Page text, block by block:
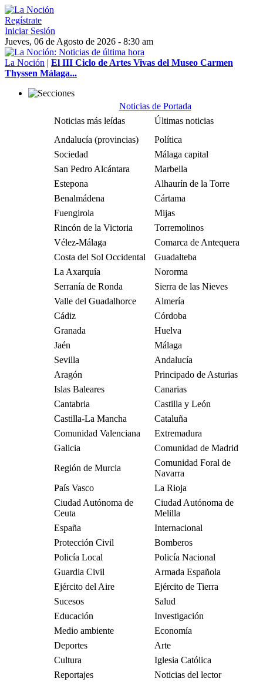
Regístrate
Iniciar Sesión
Jueves, 06 de Agosto de 2026 - 8:30 am
La Noción | El III Ciclo de Artes Vivas del Museo Carmen
Thyssen Málaga...
Noticias de Portada
Noticias más leídas
Últimas noticias
Andalucía (provincias)
Política
Sociedad
Málaga capital
San Pedro Alcántara
Marbella
Estepona
Alhaurín de la Torre
Benalmádena
Cártama
Fuengirola
Mijas
Rincón de la Victoria
Torremolinos
Vélez-Málaga
Comarca de Antequera
Costa del Sol Occidental
Guadalteba
La Axarquía
Nororma
Serranía de Ronda
Sierra de las Nieves
Valle del Guadalhorce
Almería
Cádiz
Córdoba
Granada
Huelva
Jaén
Málaga
Sevilla
Andalucía
Aragón
Principado de Asturias
Islas Baleares
Canarias
Cantabria
Castilla y León
Castilla-La Mancha
Cataluña
Comunidad Valenciana
Extremadura
Galicia
Comunidad de Madrid
Región de Murcia
Comunidad Foral de
Navarra
País Vasco
La Rioja
Ciudad Autónoma de
Ceuta
Ciudad Autónoma de
Melilla
España
Internacional
Protección Civil
Bomberos
Policía Local
Policía Nacional
Guardia Civil
Armada Española
Ejército del Aire
Ejército de Tierra
Sucesos
Salud
Educación
Investigación
Medio ambiente
Economía
Deportes
Arte
Cultura
Iglesia Católica
Reportajes
Noticias del lector